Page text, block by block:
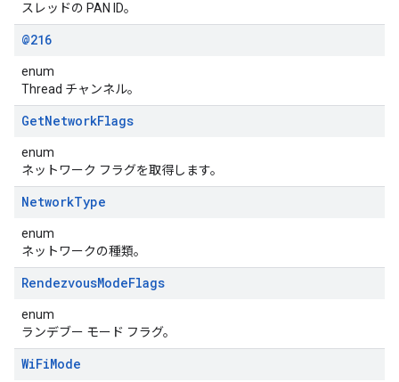
スレッドの PAN ID。
@216
enum
Thread チャンネル。
GetNetworkFlags
enum
ネットワーク フラグを取得します。
NetworkType
enum
ネットワークの種類。
RendezvousModeFlags
enum
ランデブー モード フラグ。
WiFiMode